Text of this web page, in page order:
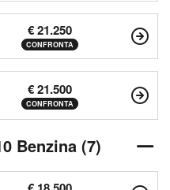
€ 21.250
CONFRONTA
€ 21.500
CONFRONTA
Benzina (7)